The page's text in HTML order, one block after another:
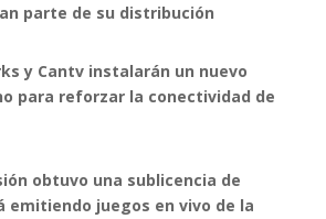
parte de su distribución
y Cantv instalarán un nuevo
para reforzar la conectividad de
obtuvo una sublicencia de
emitiendo juegos en vivo de la